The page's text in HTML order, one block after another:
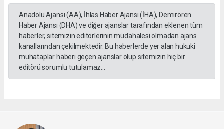
Anadolu Ajansı (AA), İhlas Haber Ajansı (İHA), Demirören
Haber Ajansı (DHA) ve diğer ajanslar tarafından eklenen tüm
haberler, sitemizin editörlerinin müdahalesi olmadan ajans
kanallarından çekilmektedir. Bu haberlerde yer alan hukuki
muhataplar haberi geçen ajanslar olup sitemizin hiç bir
editörü sorumlu tutulamaz...